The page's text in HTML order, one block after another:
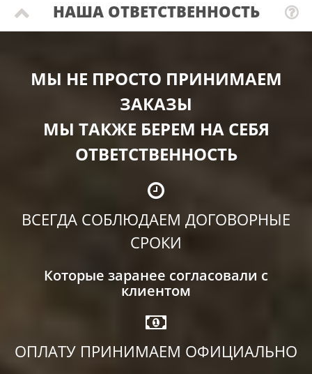
НАША ОТВЕТСТВЕННОСТЬ
МЫ НЕ ПРОСТО ПРИНИМАЕМ
ЗАКАЗЫ
МЫ ТАКЖЕ БЕРЕМ НА СЕБЯ
ОТВЕТСТВЕННОСТЬ
ВСЕГДА СОБЛЮДАЕМ ДОГОВОРНЫЕ
СРОКИ
Которые заранее согласовали с
клиентом
ОПЛАТУ ПРИНИМАЕМ ОФИЦИАЛЬНО